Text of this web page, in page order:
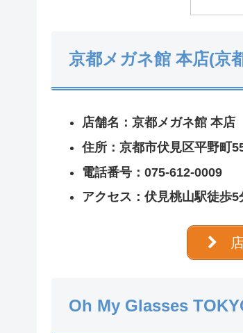
京都メガネ館 本店(京
店舗名：京都メガネ館 本店
住所：京都市伏見区平野町
電話番号：075-612-0009
アクセス：伏見桃山駅徒歩5
Oh My Glasses